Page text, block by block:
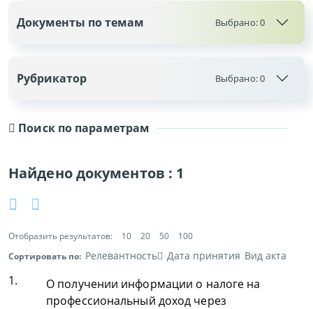
Поиск по параметрам
Найдено документов : 1
Отобразить результатов: 10 20 50
100
Сортировать по: Релевантность Дата принятия Вид акта
1.
О получении информации о налоге на
профессиональный доход через
Документы по темам Выбрано:0
Рубрикатор Выбрано:0